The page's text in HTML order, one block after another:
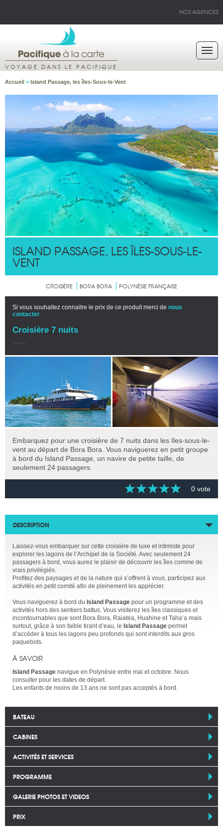
NOS AGENCES
VOYAGE DANS LE PACIFIQUE
Accueil > Island Passage, les îles-Sous-le-Vent
ISLAND PASSAGE, LES ÎLES-SOUS-LE-
VENT
CROISIÈRE BORA BORA POLYNÉSIE FRANÇAISE
Si vous souhaitez connaitre le prix de ce produit merci de nous
contacter
Croisière 7 nuits
Embarquez pour une croisière de 7 nuits dans les Iles-sous-le-
vent au départ de Bora Bora. Vous naviguerez en petit groupe
à bord du Island Passage, un navire de petite taille, de
seulement 24 passagers.
0 vote
DESCRIPTION
Laissez-vous embarquer sur cette croisière de luxe et intimiste pour
explorer les lagons de l’Archipel de la Société. Avec seulement 24
passagers à bord, vous aurez le plaisir de découvrir les îles comme de
vrais privilégiés.
Profitez des paysages et de la nature qui s’offrent à vous, participez aux
activités en petit comité afin de pleinement les apprécier.
Vous naviguerez à bord du Island Passage pour un programme et des
activités hors des sentiers battus. Vous visiterez les îles classiques et
incontournables que sont Bora Bora, Raiatea, Huahine et Taha’a mais
surtout, grâce à son faible tirant d’eau, le Island Passage permet
d’accéder à tous les lagons peu profonds qui sont interdits aux gros
paquebots.
À SAVOIR
Island Passage navigue en Polynésie entre mai et octobre. Nous
consulter pour les dates de départ.
Les enfants de moins de 13 ans ne sont pas acceptés à bord.
BATEAU
CABINES
ACTIVITÉS ET SERVICES
PROGRAMME
GALERIE PHOTOS ET VIDEOS
PRIX